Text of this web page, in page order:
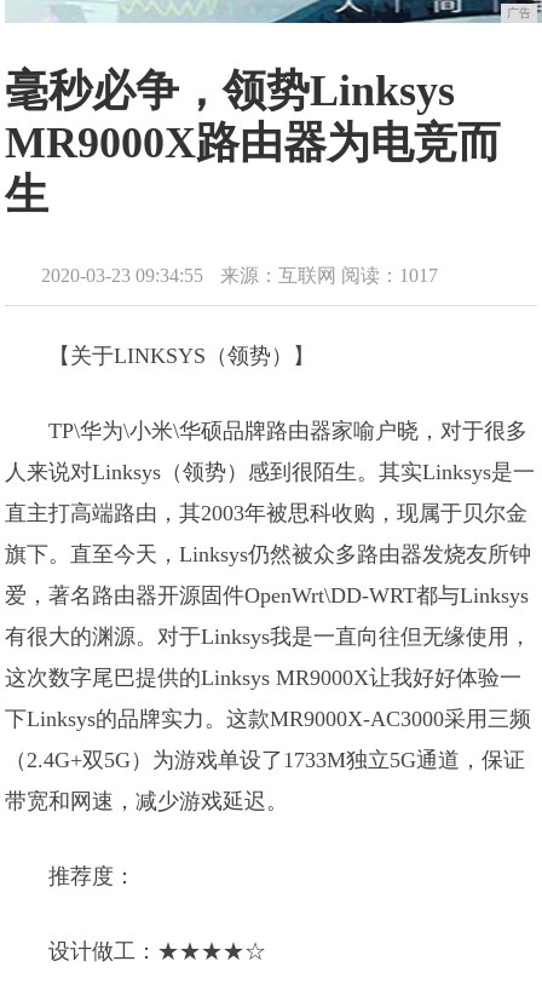
广告
毫秒必争，领势Linksys
MR9000X路由器为电竞而
生
2020-03-23 09:34:55 来源：互联网 阅读：1017
【关于LINKSYS（领势）】
TP\华为\小米\华硕品牌路由器家喻户晓，对于很多
人来说对Linksys（领势）感到很陌生。其实Linksys是一
直主打高端路由，其2003年被思科收购，现属于贝尔金
旗下。直至今天，Linksys仍然被众多路由器发烧友所钟
爱，著名路由器开源固件OpenWrt\DD-WRT都与Linksys
有很大的渊源。对于Linksys我是一直向往但无缘使用，
这次数字尾巴提供的Linksys MR9000X让我好好体验一
下Linksys的品牌实力。这款MR9000X-AC3000采用三频
（2.4G+双5G）为游戏单设了1733M独立5G通道，保证
带宽和网速，减少游戏延迟。
推荐度：
设计做工：★★★★☆